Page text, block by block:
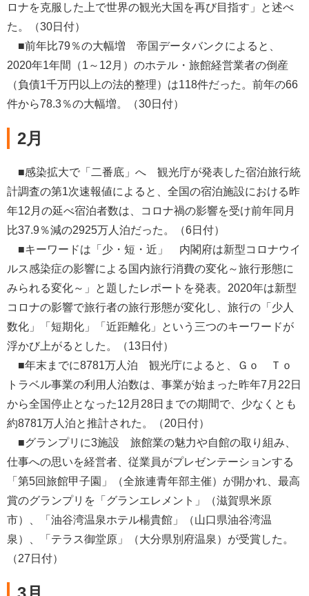
ロナを克服した上で世界の観光大国を再び目指す」と述べ
た。（30日付）
■前年比79％の大幅増 帝国データバンクによると、
2020年1年間（1～12月）のホテル・旅館経営業者の倒産
（負債1千万円以上の法的整理）は118件だった。前年の66
件から78.3％の大幅増。（30日付）
2月
■感染拡大で「二番底」へ 観光庁が発表した宿泊旅行統
計調査の第1次速報値によると、全国の宿泊施設における昨
年12月の延べ宿泊者数は、コロナ禍の影響を受け前年同月
比37.9％減の2925万人泊だった。（6日付）
■キーワードは「少・短・近」 内閣府は新型コロナウイ
ルス感染症の影響による国内旅行消費の変化～旅行形態に
みられる変化～」と題したレポートを発表。2020年は新型
コロナの影響で旅行者の旅行形態が変化し、旅行の「少人
数化」「短期化」「近距離化」という三つのキーワードが
浮かび上がるとした。（13日付）
■年末までに8781万人泊 観光庁によると、Ｇｏ Ｔｏ
トラベル事業の利用人泊数は、事業が始まった昨年7月22日
から全国停止となった12月28日までの期間で、少なくとも
約8781万人泊と推計された。（20日付）
■グランプリに3施設 旅館業の魅力や自館の取り組み、
仕事への思いを経営者、従業員がプレゼンテーションする
「第5回旅館甲子園」（全旅連青年部主催）が開かれ、最高
賞のグランプリを「グランエレメント」（滋賀県米原
市）、「油谷湾温泉ホテル楊貴館」（山口県油谷湾温
泉）、「テラス御堂原」（大分県別府温泉）が受賞した。
（27日付）